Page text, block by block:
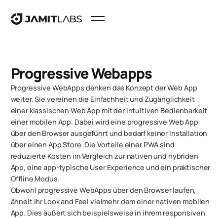
Progressive Webapps
Progressive WebApps denken das Konzept der Web App
weiter. Sie vereinen die Einfachheit und Zugänglichkeit
einer klassischen Web App mit der intuitiven Bedienbarkeit
einer mobilen App. Dabei wird eine progressive Web App
über den Browser ausgeführt und bedarf keiner Installation
über einen App Store. Die Vorteile einer PWA sind
reduzierte Kosten im Vergleich zur nativen und hybriden
App, eine app-typische User Experience und ein praktischer
Offline Modus.
Obwohl progressive WebApps über den Browser laufen,
ähnelt ihr Look and Feel vielmehr dem einer nativen mobilen
App. Dies äußert sich beispielsweise in ihrem responsiven